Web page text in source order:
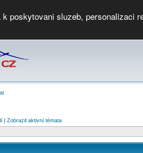
k poskytovani sluzeb, personalizaci
| Zobrazit aktivní témata